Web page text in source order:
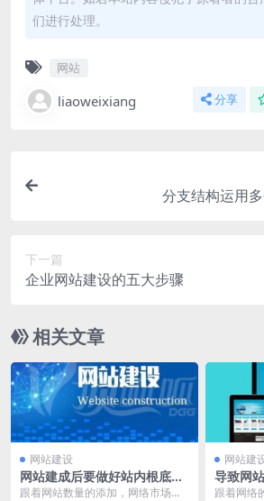
们进行处理。
网站
liaoweixiang 分享
分支结构运用
下一篇
企业网站建设的五大步骤
相关文章
网站建设
网站建成后要做好站内根底优
化
跟着网站数量的添加，网络市场的
网站建
导致网
么
跟着网络